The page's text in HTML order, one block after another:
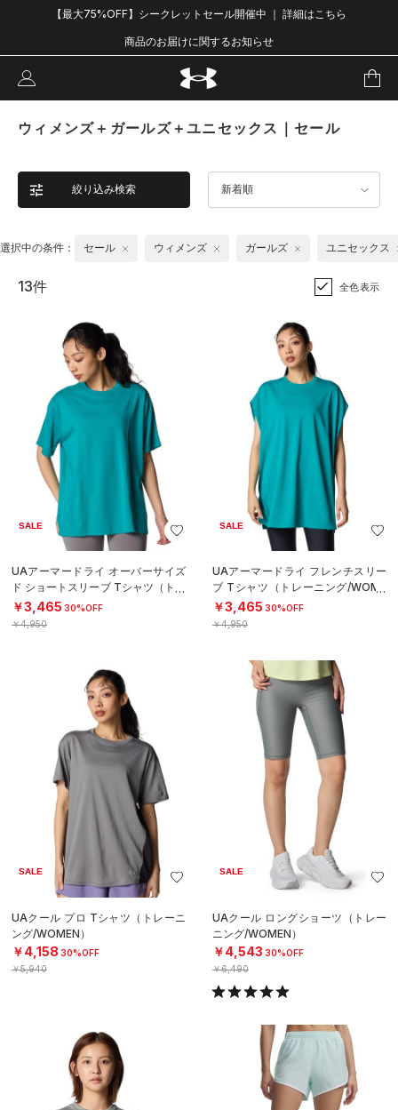
【最大75%OFF】シークレットセール開催中 ｜ 詳細はこちら
商品のお届けに関するお知らせ
ウィメンズ＋ガールズ＋ユニセックス｜セール
絞り込み検索 新着順
選択中の条件： セール ウィメンズ ガールズ ユニセックス
13件 全色表示
SALE
UAアーマードライ オーバーサイズ
ド ショートスリーブ Tシャツ（トレ
ーニング/WOMEN）
￥3,465 30%OFF
￥4,950
SALE
UAアーマードライ フレンチスリー
ブ Tシャツ（トレーニング/WOME
N）
￥3,465 30%OFF
￥4,950
SALE
UAクール プロ Tシャツ（トレーニ
ング/WOMEN）
￥4,158 30%OFF
￥5,940
SALE
UAクール ロングショーツ（トレー
ニング/WOMEN）
￥4,543 30%OFF
￥6,490